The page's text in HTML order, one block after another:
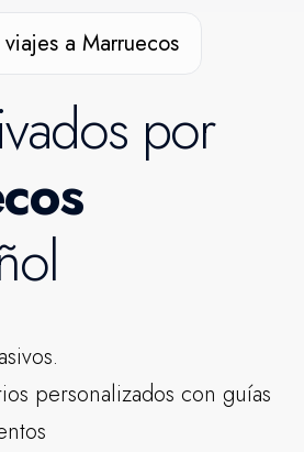
a Marruecos
por
personalizados con guías